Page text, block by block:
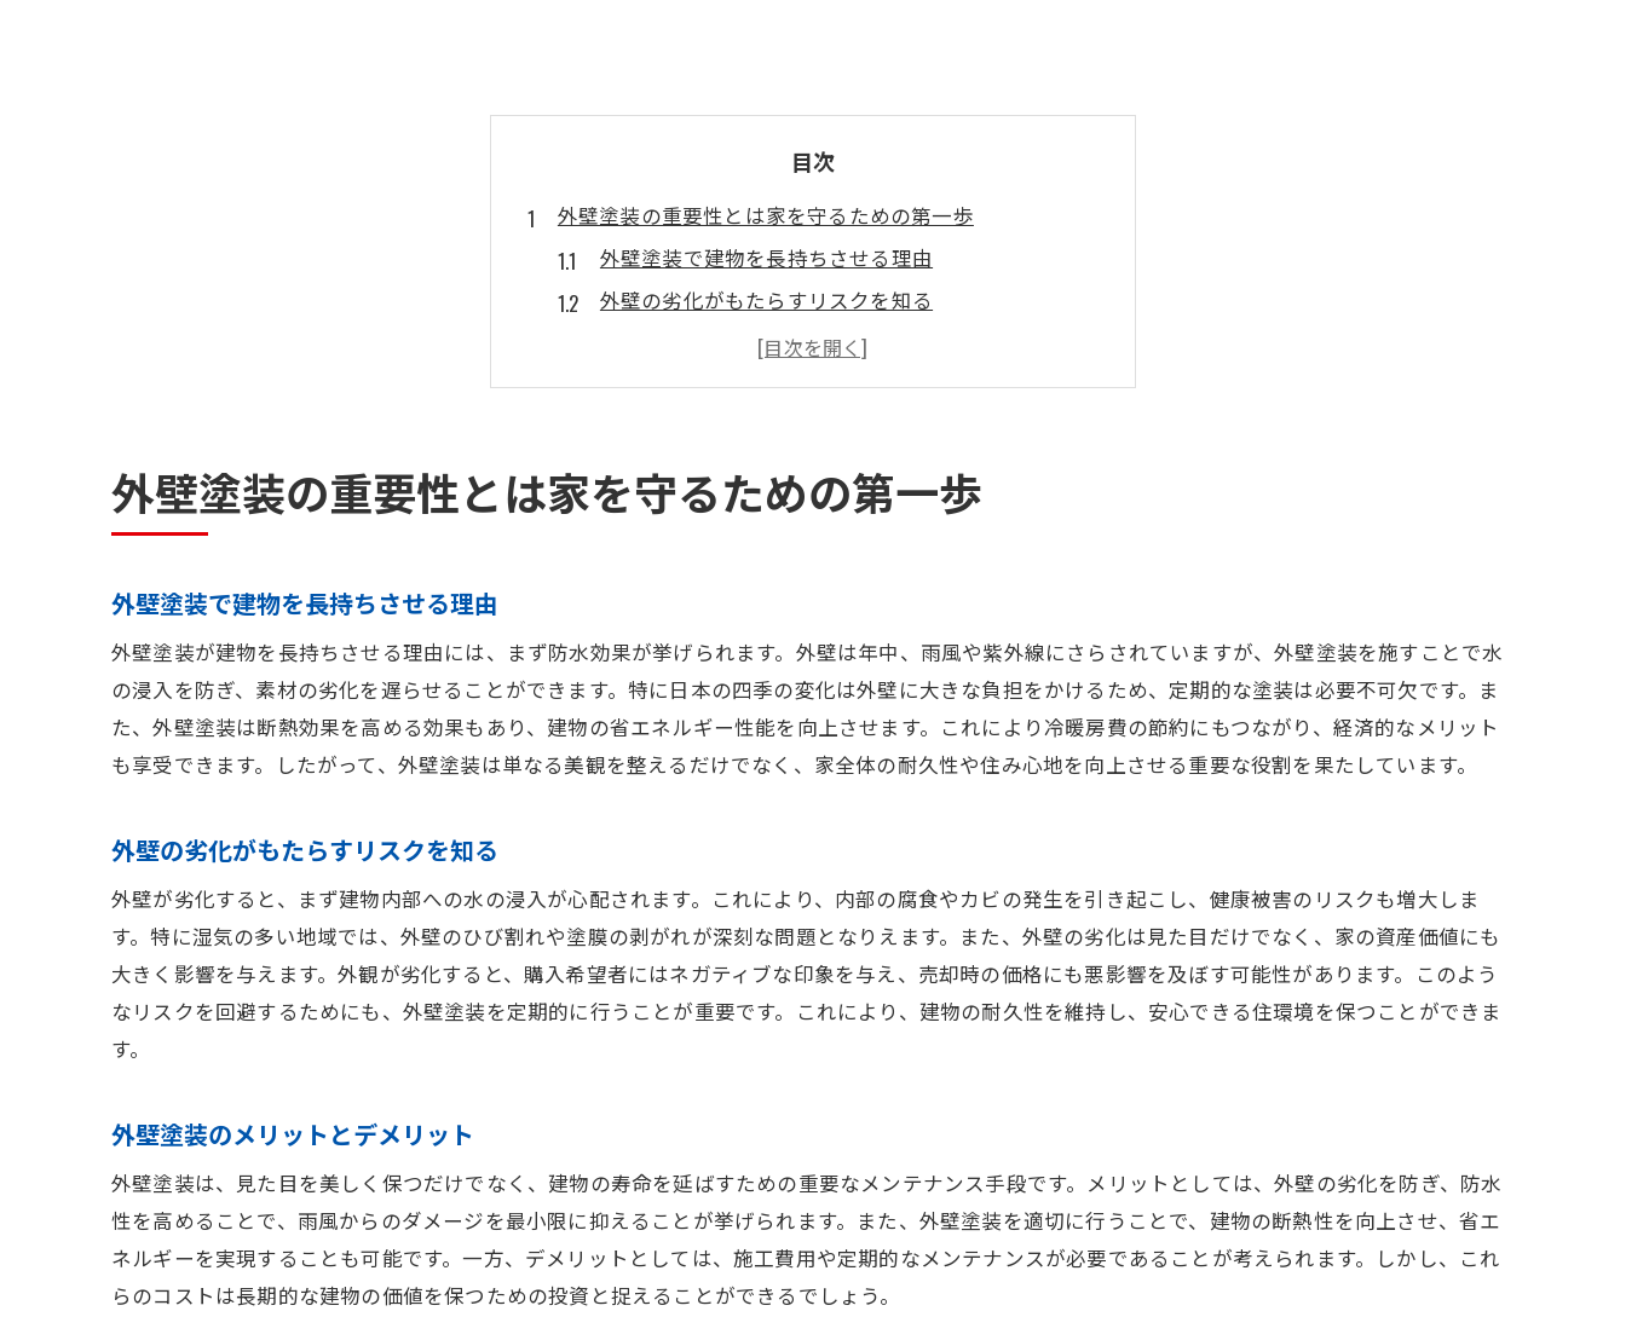
目次
外壁塗装の重要性とは家を守るための第一歩
外壁塗装で建物を長持ちさせる理由
外壁の劣化がもたらすリスクを知る
外壁塗装のメリットとデメリット
外壁塗装が家の寿命を延ばす仕組み
地域特性に応じた外壁塗装の選び方
外壁塗装が家の安全性と資産価値を守る理由
外壁塗装で災害に強い家を作る
外壁の状態が資産価値に与える影響
塗装の種類による耐久性の違い
外壁塗装が防犯性を高める理由
塗料選びで変わるメンテナンス効果
季節ごとの外壁メンテナンスのコツ
外壁塗装と一緒に行うべき補修作業
住環境を快適にする外壁塗装の重要性
外壁塗装で防ぐ建物の劣化
雨漏りを防ぐための塗装技術
塗装前に確認すべき家屋の状態
長期間にわたる安心をもたらす施工法
外壁塗装の重要性とは家を守るための第一歩
外壁塗装で建物を長持ちさせる理由
外壁塗装が建物を長持ちさせる理由には、まず防水効果が挙げられます。外壁は年中、雨風や紫外線にさらされていますが、外壁塗装を施すことで水
の浸入を防ぎ、素材の劣化を遅らせることができます。特に日本の四季の変化は外壁に大きな負担をかけるため、定期的な塗装は必要不可欠です。ま
た、外壁塗装は断熱効果を高める効果もあり、建物の省エネルギー性能を向上させます。これにより冷暖房費の節約にもつながり、経済的なメリット
も享受できます。したがって、外壁塗装は単なる美観を整えるだけでなく、家全体の耐久性や住み心地を向上させる重要な役割を果たしています。
外壁の劣化がもたらすリスクを知る
外壁が劣化すると、まず建物内部への水の浸入が心配されます。これにより、内部の腐食やカビの発生を引き起こし、健康被害のリスクも増大しま
す。特に湿気の多い地域では、外壁のひび割れや塗膜の剥がれが深刻な問題となりえます。また、外壁の劣化は見た目だけでなく、家の資産価値にも
大きく影響を与えます。外観が劣化すると、購入希望者にはネガティブな印象を与え、売却時の価格にも悪影響を及ぼす可能性があります。このよう
なリスクを回避するためにも、外壁塗装を定期的に行うことが重要です。これにより、建物の耐久性を維持し、安心できる住環境を保つことができま
す。
外壁塗装のメリットとデメリット
外壁塗装は、見た目を美しく保つだけでなく、建物の寿命を延ばすための重要なメンテナンス手段です。メリットとしては、外壁の劣化を防ぎ、防水
性を高めることで、雨風からのダメージを最小限に抑えることが挙げられます。また、外壁塗装を適切に行うことで、建物の断熱性を向上させ、省エ
ネルギーを実現することも可能です。一方、デメリットとしては、施工費用や定期的なメンテナンスが必要であることが考えられます。しかし、これ
らのコストは長期的な建物の価値を保つための投資と捉えることができるでしょう。